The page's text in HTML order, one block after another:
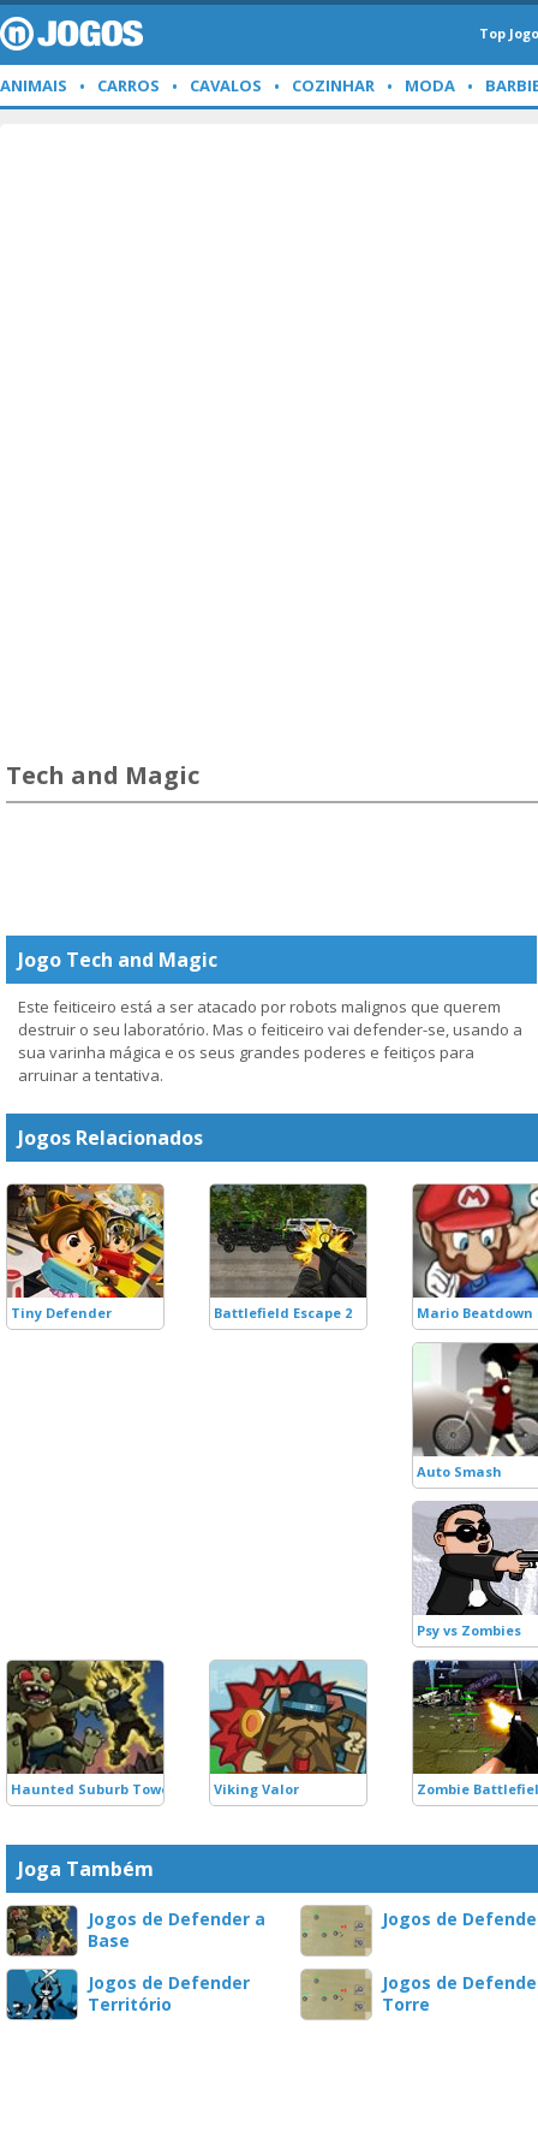
Top
ANIMAIS CARROS CAVALOS COZINHAR MODA
Tech and Magic
Jogo Tech and Magic
Este feiticeiro está a ser atacado por robots malignos que querem
destruir o seu laboratório. Mas o feiticeiro vai defender-se, usando a
sua varinha mágica e os seus grandes poderes e feitiços para
arruinar a tentativa.
Jogos Relacionados
Tiny Defender Battlefield Escape 2 Mario Beatdown
Auto Smash
Psy vs Zombies
Haunted Suburb Tower DefenseViking Valor Zombie
Joga Também
Jogos de Defender a
Base
Jogos de
Jogos de Defender
Território
Jogos de
Torre